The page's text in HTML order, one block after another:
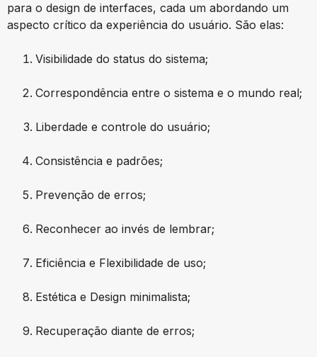
para o design de interfaces, cada um abordando um
aspecto crítico da experiência do usuário. São elas:
Visibilidade do status do sistema;
Correspondência entre o sistema e o mundo real;
Liberdade e controle do usuário;
Consistência e padrões;
Prevenção de erros;
Reconhecer ao invés de lembrar;
Eficiência e Flexibilidade de uso;
Estética e Design minimalista;
Recuperação diante de erros;